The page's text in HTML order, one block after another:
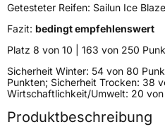
VerwendungWinterreifen
ModellnameIce Blazer Alpine Evo
FahrzeugartPKW & SUV
Weitere Eigenschaften
SchlauchtypTL
Getesteter Reifen: Sailun Ice
Fazit: bedingt empfehlenswert
Platz 8 von 10 | 163 von 250
Sicherheit Winter: 54 von 80
Punkten; Sicherheit Trocken: 38
Wirtschaftlichkeit/Umwelt: 20
Produktbeschreibung